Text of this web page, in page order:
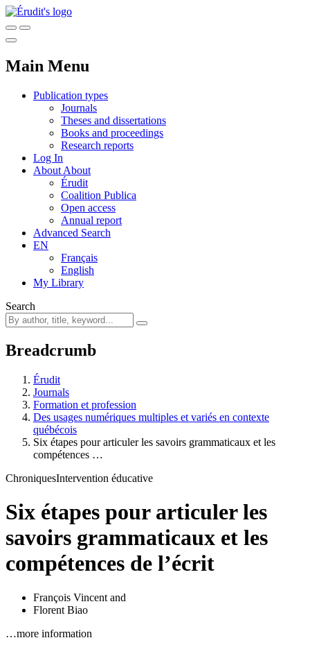
Main Menu
Publication types
Journals
Theses and dissertations
Books and proceedings
Research reports
Log In
About About
Érudit
Coalition Publica
Open access
Annual report
Advanced Search
EN
Français
English
My Library
Search
Breadcrumb
Érudit
Journals
Formation et profession
Des usages numériques multiples et variés en contexte
québécois
Six étapes pour articuler les savoirs grammaticaux et les
compétences …
ChroniquesIntervention éducative
Six étapes pour articuler les
savoirs grammaticaux et les
compétences de l’écrit
François Vincent and
Florent Biao
…more information